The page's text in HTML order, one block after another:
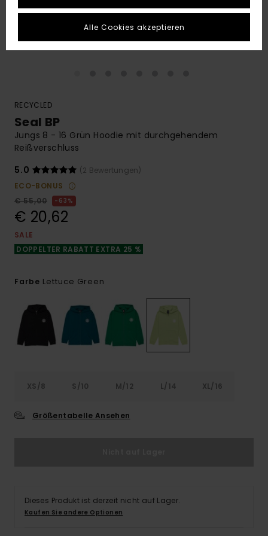
RECYCLED
Seal BP
Jungs 8 - 16 Grün Hoodie mit durchgehendem
Reißverschluss
5.0
(2 Bewertungen)
ECO-BONUS
€ 55,00
63%
€ 20,62
SALE
DOPPELTER RABATT EXTRA 25 %
Farbe Lettuce Green
XS/8 S/10 M/12 L/14 XL/16
Größentabelle Ansehen
Dieses Produkt ist derzeit nicht auf Lager.
Kaufen Sie andere Optionen
Alle Cookies akzeptieren